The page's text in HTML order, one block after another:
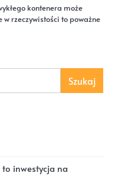
kontenera może
rzeczywistości to poważne
Szukaj
inwestycja na